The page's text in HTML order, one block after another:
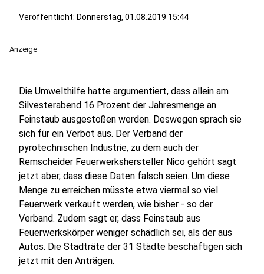
Veröffentlicht: Donnerstag, 01.08.2019 15:44
Anzeige
Die Umwelthilfe hatte argumentiert, dass allein am
Silvesterabend 16 Prozent der Jahresmenge an
Feinstaub ausgestoßen werden. Deswegen sprach sie
sich für ein Verbot aus. Der Verband der
pyrotechnischen Industrie, zu dem auch der
Remscheider Feuerwerkshersteller Nico gehört sagt
jetzt aber, dass diese Daten falsch seien. Um diese
Menge zu erreichen müsste etwa viermal so viel
Feuerwerk verkauft werden, wie bisher - so der
Verband. Zudem sagt er, dass Feinstaub aus
Feuerwerkskörper weniger schädlich sei, als der aus
Autos. Die Stadträte der 31 Städte beschäftigen sich
jetzt mit den Anträgen.